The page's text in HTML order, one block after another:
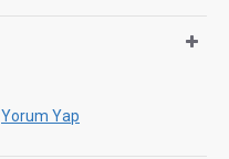
Yorum Yap